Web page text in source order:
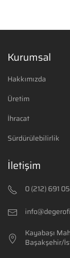
Kurumsal
Hakkımızda
Üretim
İhracat
Sürdürülebilirlik
İletişim
0 (212) 691
Kayabaşı
Başakşehir/